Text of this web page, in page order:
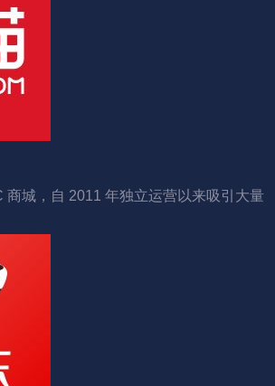
商城，自 2011 年独立运营以来吸引大量